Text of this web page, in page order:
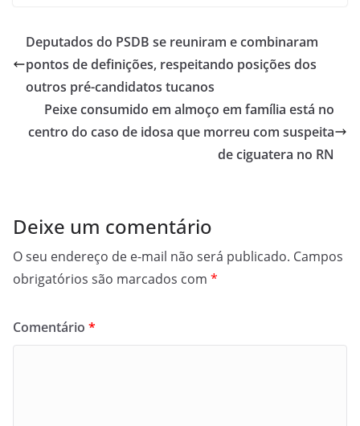
Deputados do PSDB se reuniram e combinaram
pontos de definições, respeitando posições dos
outros pré-candidatos tucanos
Peixe consumido em almoço em família está no
centro do caso de idosa que morreu com suspeita
de ciguatera no RN
Deixe um comentário
O seu endereço de e-mail não será publicado. Campos
obrigatórios são marcados com *
Comentário *